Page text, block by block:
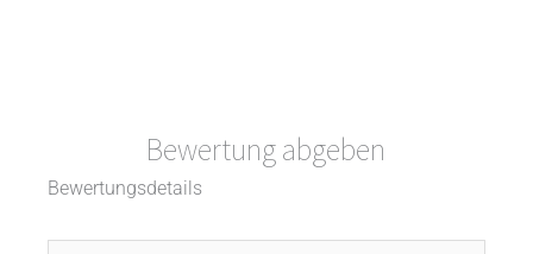
Bewertung abgeben
Bewertungsdetails